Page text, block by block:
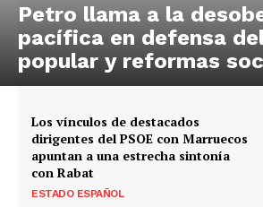
Petro llama a la
pacífica en defensa
popular y reformas
Los vínculos de destacados
dirigentes del PSOE con Marruecos
apuntan a una estrecha sintonía
con Rabat
ESTADO ESPAÑOL